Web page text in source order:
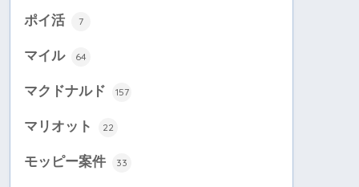
ポイ活 7
マイル 64
マクドナルド 157
マリオット 22
モッピー案件 33